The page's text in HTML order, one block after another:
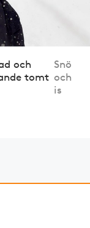
och
tomt
Snö
och
is